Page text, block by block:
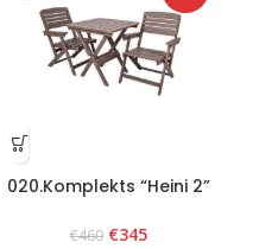
020.Komplekts “Heini 2”
€460 €345